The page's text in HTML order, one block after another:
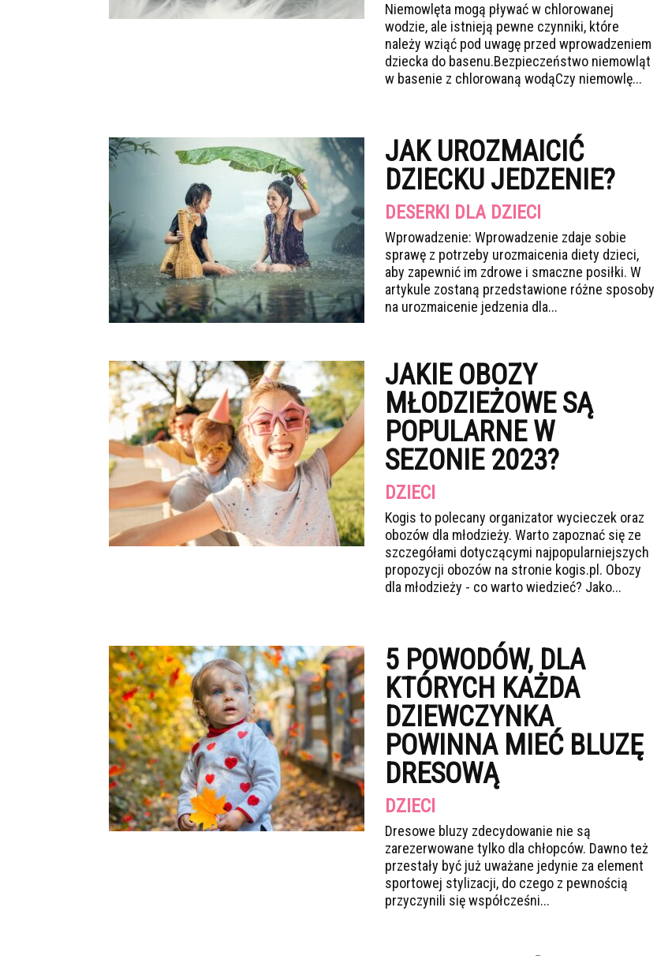
Niemowlęta mogą pływać w chlorowanej
wodzie, ale istnieją pewne czynniki, które
należy wziąć pod uwagę przed wprowadzeniem
dziecka do basenu.Bezpieczeństwo niemowląt
w basenie z chlorowaną wodąCzy niemowlę...
JAK UROZMAICIĆ
DZIECKU JEDZENIE?
DESERKI DLA DZIECI
Wprowadzenie: Wprowadzenie zdaje sobie
sprawę z potrzeby urozmaicenia diety dzieci,
aby zapewnić im zdrowe i smaczne posiłki. W
artykule zostaną przedstawione różne sposoby
na urozmaicenie jedzenia dla...
JAKIE OBOZY
MŁODZIEŻOWE SĄ
POPULARNE W
SEZONIE 2023?
DZIECI
Kogis to polecany organizator wycieczek oraz
obozów dla młodzieży. Warto zapoznać się ze
szczegółami dotyczącymi najpopularniejszych
propozycji obozów na stronie kogis.pl. Obozy
dla młodzieży - co warto wiedzieć? Jako...
5 POWODÓW, DLA
KTÓRYCH KAŻDA
DZIEWCZYNKA
POWINNA MIEĆ BLUZĘ
DRESOWĄ
DZIECI
Dresowe bluzy zdecydowanie nie są
zarezerwowane tylko dla chłopców. Dawno też
przestały być już uważane jedynie za element
sportowej stylizacji, do czego z pewnością
przyczynili się współcześni...